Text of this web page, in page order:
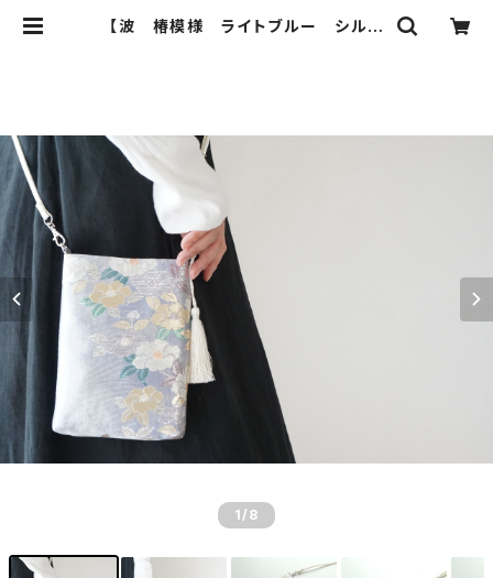
【波 椿模様 ライトブルー シルク
バック
1 /8